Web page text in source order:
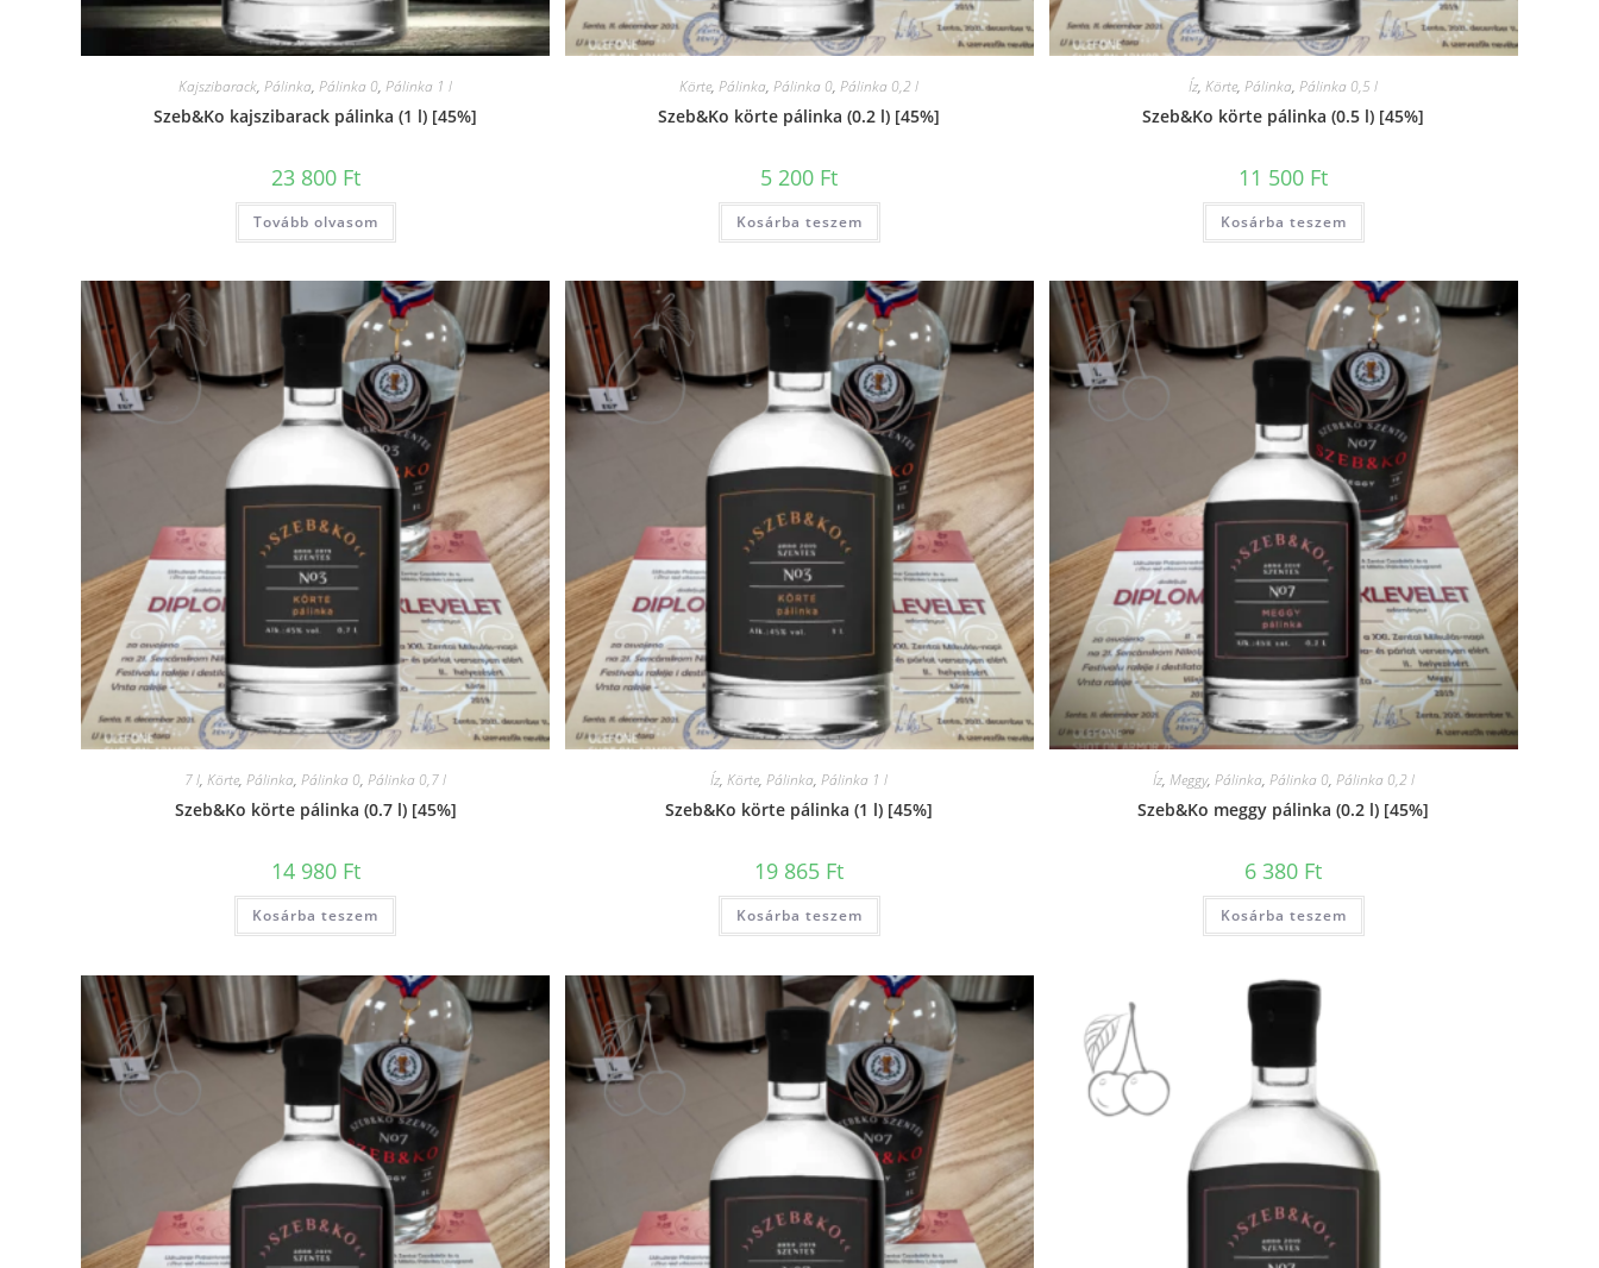
Kajszibarack,Pálinka,Pálinka 0,Pálinka 1 l
Szeb&Ko kajszibarack pálinka (1 l) [45%]
23 800 Ft
Tovább olvasom
Körte,Pálinka,Pálinka 0,Pálinka 0,2 l
Szeb&Ko körte pálinka (0.2 l) [45%]
5 200 Ft
Kosárba teszem
Íz,Körte,Pálinka,Pálinka 0,5 l
Szeb&Ko körte pálinka (0.5 l) [45%]
11 500 Ft
Kosárba teszem
7 l,Körte,Pálinka,Pálinka 0,Pálinka 0,7 l
Szeb&Ko körte pálinka (0.7 l) [45%]
14 980 Ft
Kosárba teszem
Íz,Körte,Pálinka,Pálinka 1 l
Szeb&Ko körte pálinka (1 l) [45%]
19 865 Ft
Kosárba teszem
Íz, Meggy, Pálinka, Pálinka 0, Pálinka 0,2 l
Szeb&Ko meggy pálinka (0.2 l) [45%]
6 380 Ft
Kosárba teszem